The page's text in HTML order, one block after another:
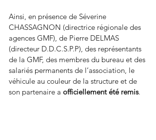
Ainsi, en présence de Séverine
CHASSAGNON (directrice régionale des
agences GMF), de Pierre DELMAS
(directeur D.D.C.S.P.P), des représentants
de la GMF, des membres du bureau et des
salariés permanents de l’association, le
véhicule au couleur de la structure et de
son partenaire a officiellement été remis.